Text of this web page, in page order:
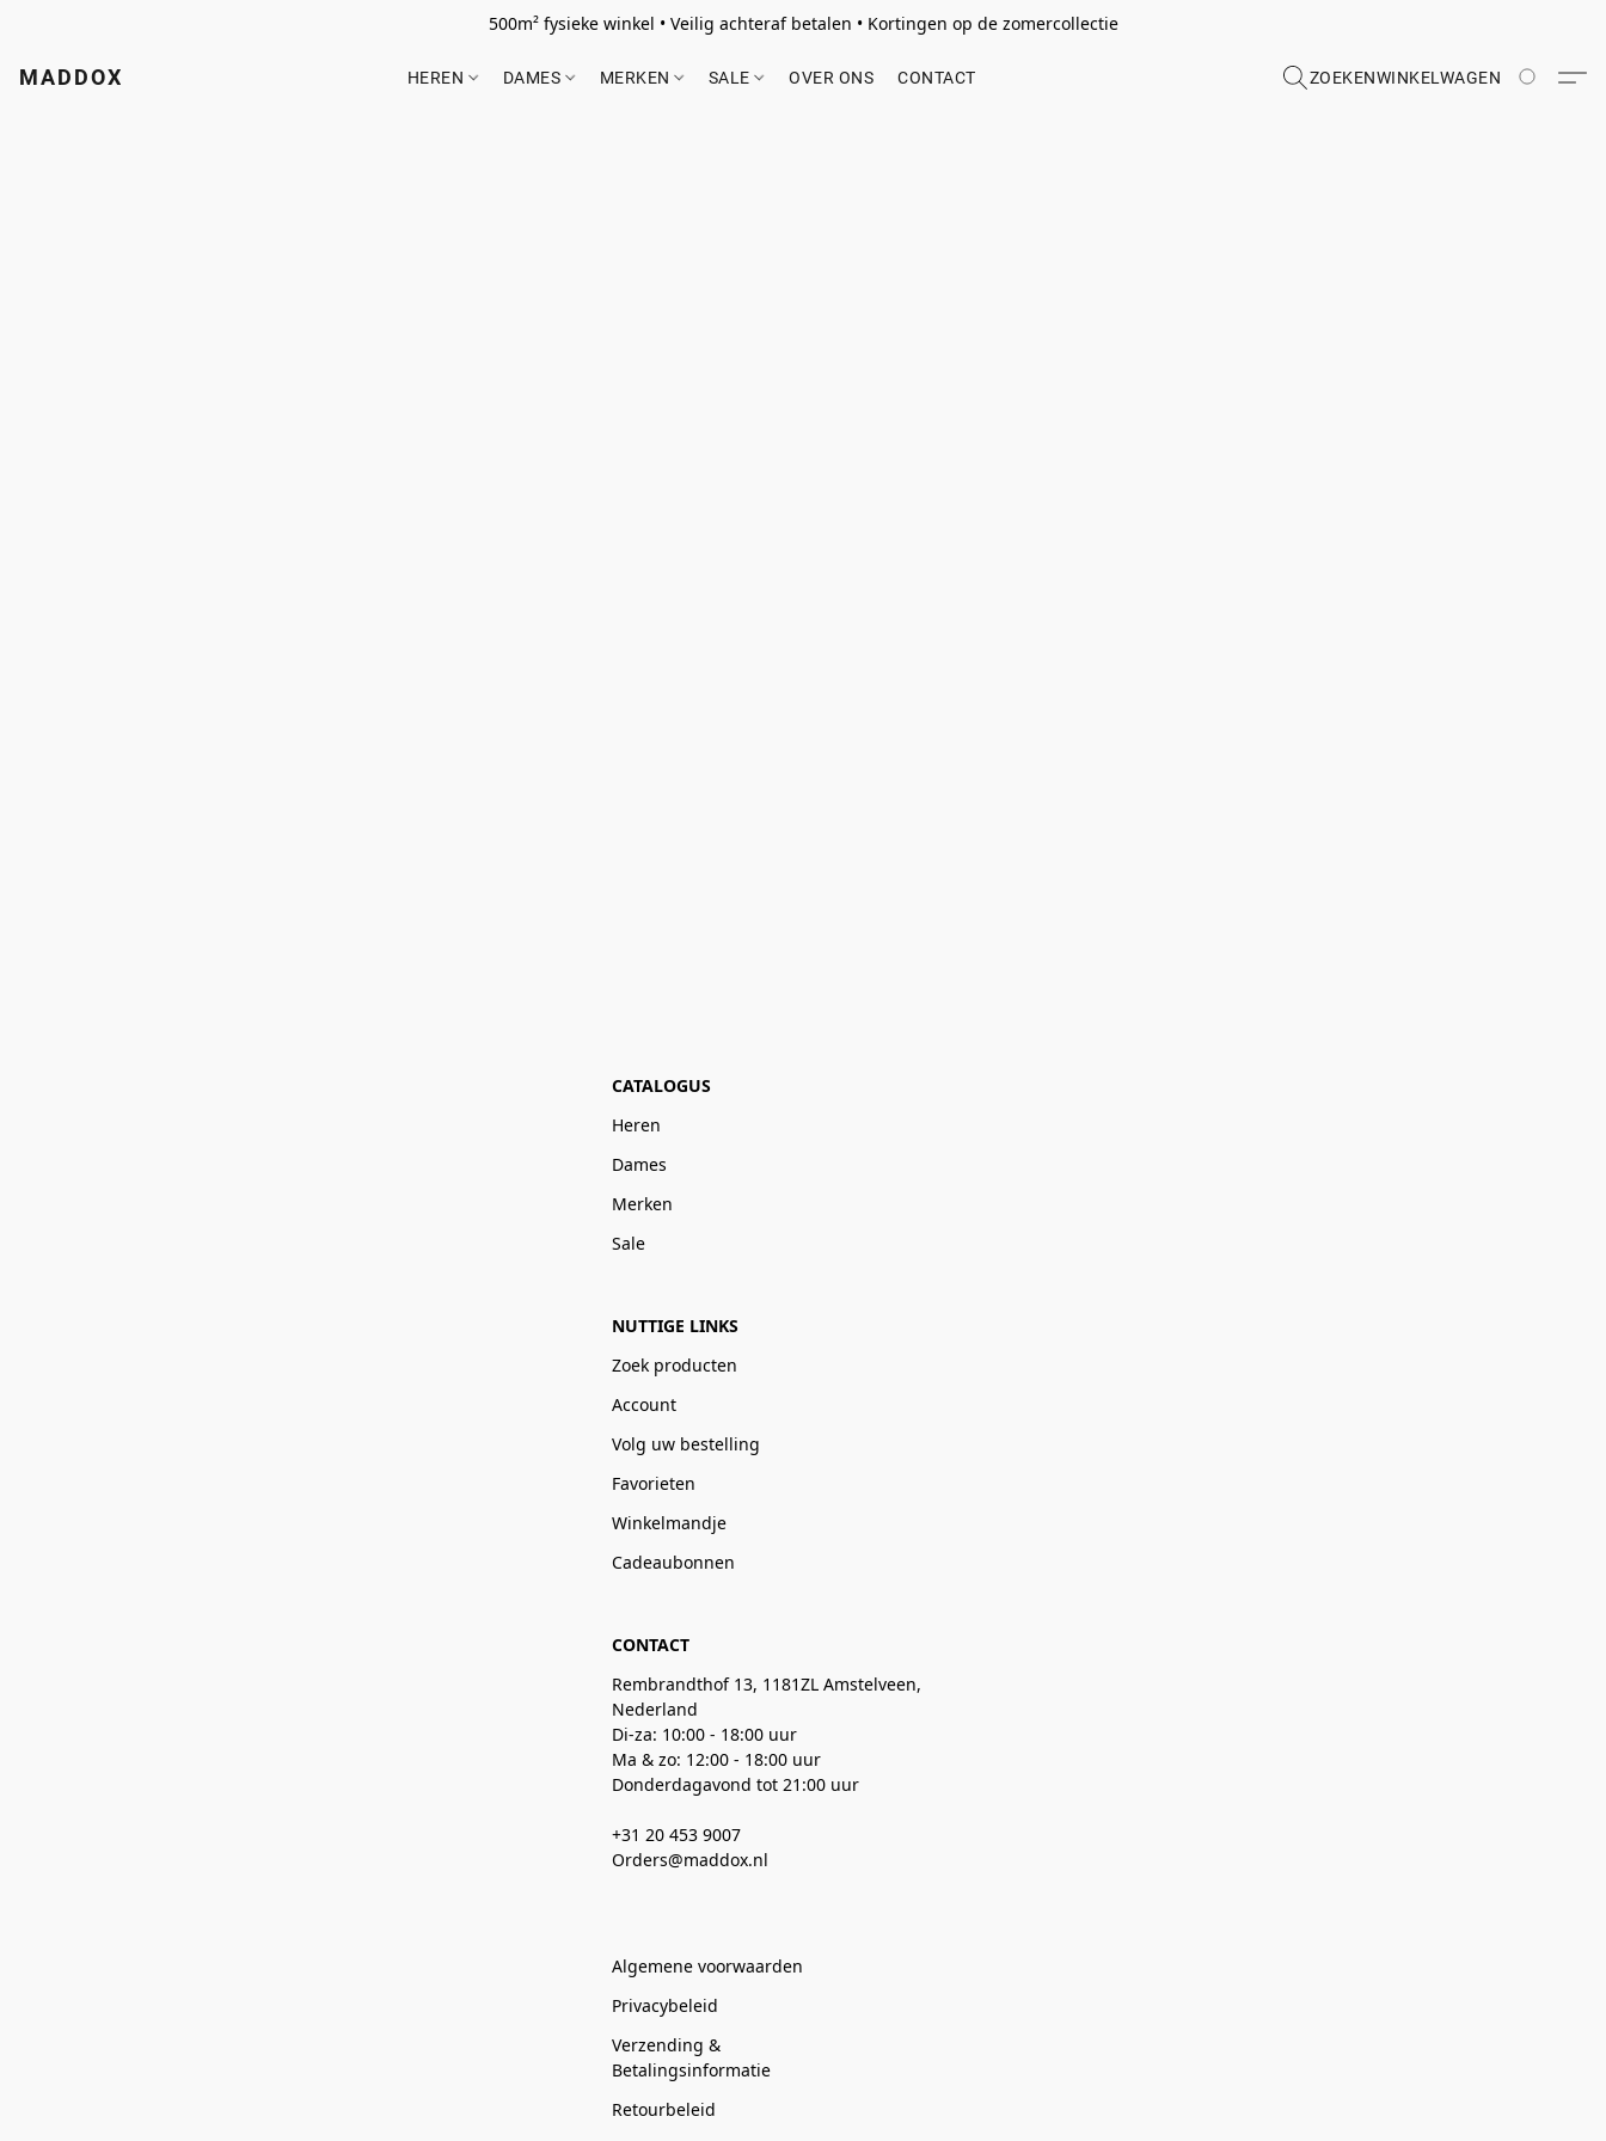
500m² fysieke winkel • Veilig achteraf betalen • Kortingen op de zomercollectie
MADDOX HEREN DAMES MERKEN SALE OVER ONS CONTACT ZOEKENWINKELWAGEN
CATALOGUS
Heren
Dames
Merken
Sale
NUTTIGE LINKS
Zoek producten
Account
Volg uw bestelling
Favorieten
Winkelmandje
Cadeaubonnen
CONTACT
Rembrandthof 13, 1181ZL Amstelveen,
Nederland
Di-za: 10:00 - 18:00 uur
Ma & zo: 12:00 - 18:00 uur
Donderdagavond tot 21:00 uur
+31 20 453 9007
Orders@maddox.nl
Algemene voorwaarden
Privacybeleid
Verzending &
Betalingsinformatie
Retourbeleid